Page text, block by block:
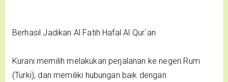
Berhasil Jadikan Al Fatih Hafal Al Qur`an
Kurani memilih melakukan perjalanan ke negeri Rum
(Turki), dan memiliki hubungan baik dengan